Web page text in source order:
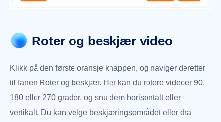
Roter og beskjær video
Klikk på den første oransje knappen, og naviger deretter
til fanen Roter og beskjær. Her kan du rotere videoer 90,
180 eller 270 grader, og snu dem horisontalt eller
vertikalt. Du kan velge beskjæringsområdet eller dra